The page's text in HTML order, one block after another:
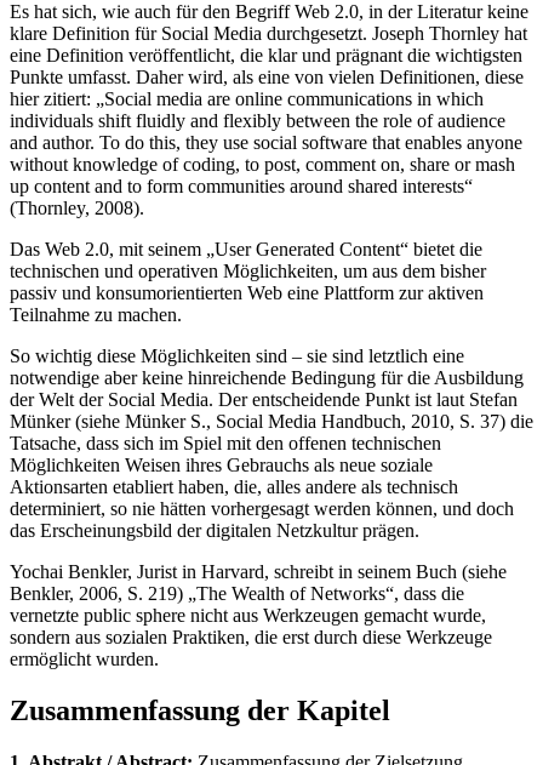
Es hat sich, wie auch für den Begriff Web 2.0, in der Literatur keine
klare Definition für Social Media durchgesetzt. Joseph Thornley hat
eine Definition veröffentlicht, die klar und prägnant die wichtigsten
Punkte umfasst. Daher wird, als eine von vielen Definitionen, diese
hier zitiert: „Social media are online communications in which
individuals shift fluidly and flexibly between the role of audience
and author. To do this, they use social software that enables anyone
without knowledge of coding, to post, comment on, share or mash
up content and to form communities around shared interests“
(Thornley, 2008).
Das Web 2.0, mit seinem „User Generated Content“ bietet die
technischen und operativen Möglichkeiten, um aus dem bisher
passiv und konsumorientierten Web eine Plattform zur aktiven
Teilnahme zu machen.
So wichtig diese Möglichkeiten sind – sie sind letztlich eine
notwendige aber keine hinreichende Bedingung für die Ausbildung
der Welt der Social Media. Der entscheidende Punkt ist laut Stefan
Münker (siehe Münker S., Social Media Handbuch, 2010, S. 37) die
Tatsache, dass sich im Spiel mit den offenen technischen
Möglichkeiten Weisen ihres Gebrauchs als neue soziale
Aktionsarten etabliert haben, die, alles andere als technisch
determiniert, so nie hätten vorhergesagt werden können, und doch
das Erscheinungsbild der digitalen Netzkultur prägen.
Yochai Benkler, Jurist in Harvard, schreibt in seinem Buch (siehe
Benkler, 2006, S. 219) „The Wealth of Networks“, dass die
vernetzte public sphere nicht aus Werkzeugen gemacht wurde,
sondern aus sozialen Praktiken, die erst durch diese Werkzeuge
ermöglicht wurden.
Zusammenfassung der Kapitel